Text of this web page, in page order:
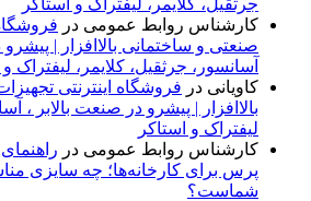
کارشناس روابط عمومی در
صنعتی و ساختمانی بالاافزار | پیشرو
آسانسور، جرثقیل، کلایمر، لیفتراک و
کاویانی در فروشگاه اینترنتی
بالاافزار | پیشرو در صنعت بالابر ،
لیفتراک و استاکر
کارشناس روابط عمومی در
پرس برای کارخانه‌ها؛ چه سایزی
شماست؟